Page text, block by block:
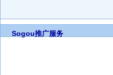
Sogou推广服务